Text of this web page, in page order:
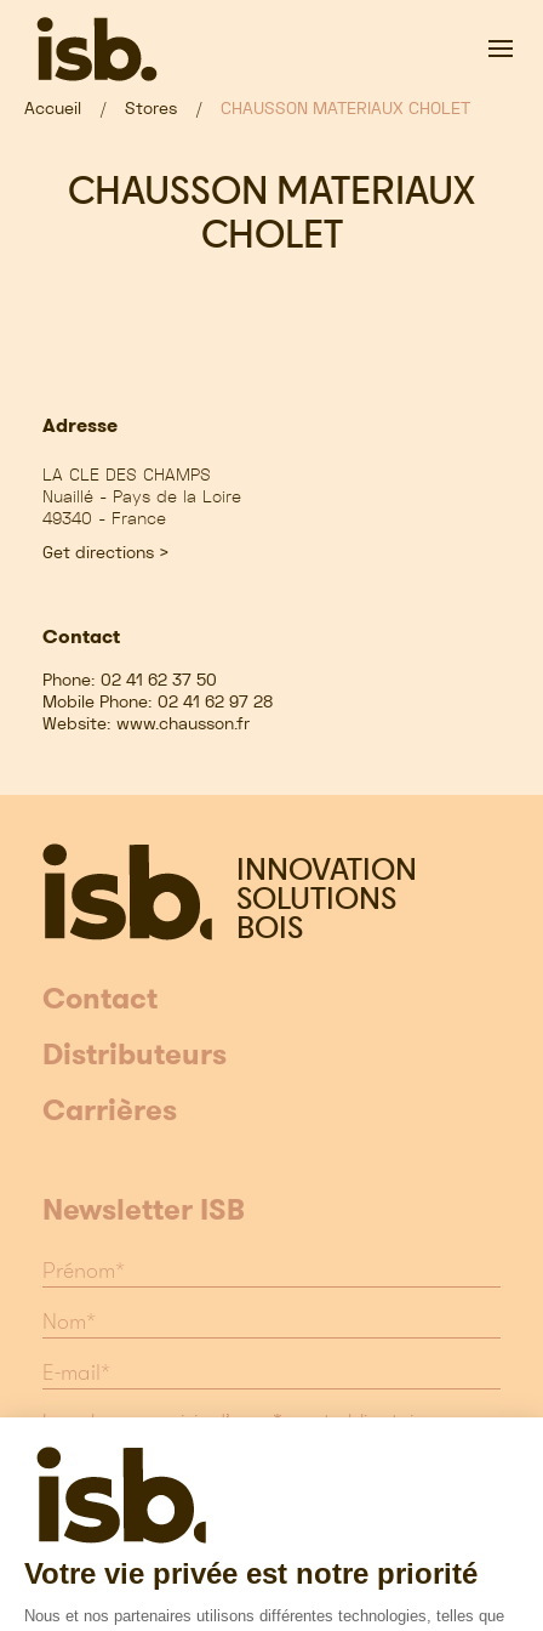
Passer au contenu principal
Accueil Stores CHAUSSON MATERIAUX CHOLET
CHAUSSON MATERIAUX
CHOLET
Adresse
LA CLE DES CHAMPS
Nuaillé - Pays de la Loire
49340 - France
Get directions >
Contact
Phone: 02 41 62 37 50
Mobile Phone: 02 41 62 97 28
Website: www.chausson.fr
INNOVATION
SOLUTIONS
BOIS
Contact
Distributeurs
Carrières
Newsletter ISB
Les champs suivis d'une * sont obligatoires
Protection des données
Mentions légales